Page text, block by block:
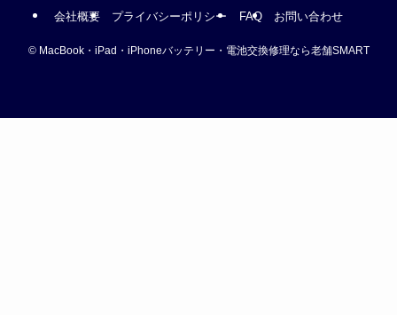
会社概要
プライバシーポリシー FAQ お問い合わせ
© MacBook・iPad・iPhoneバッテリー・電池交換修理なら老舗SMART